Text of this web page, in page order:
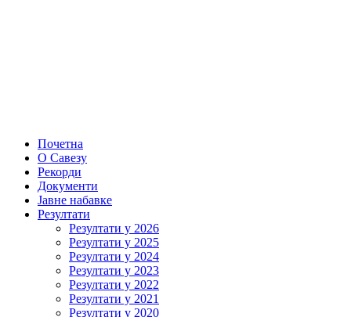
Почетна
О Савезу
Рекорди
Документи
Јавне набавке
Резултати
Резултати у 2026
Резултати у 2025
Резултати у 2024
Резултати у 2023
Резултати у 2022
Резултати у 2021
Резултати у 2020